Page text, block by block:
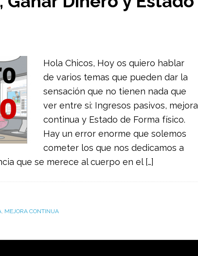
Hola Chicos, Hoy os quiero hablar
de varios temas que pueden dar la
sensación que no tienen nada que
ver entre si: Ingresos pasivos, mejora
continua y Estado de Forma físico.
Hay un error enorme que solemos
cometer los que nos dedicamos a
que se merece al cuerpo en el […]
, MEJORA CONTINUA